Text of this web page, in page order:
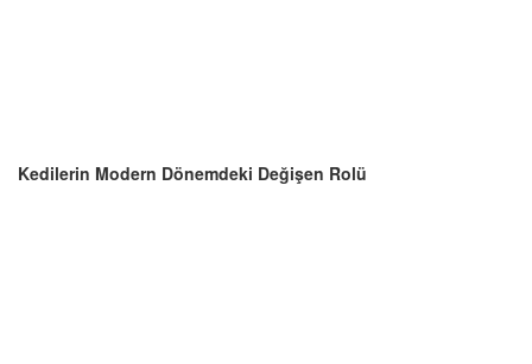
Kedilerin Modern Dönemdeki Değişen Rolü